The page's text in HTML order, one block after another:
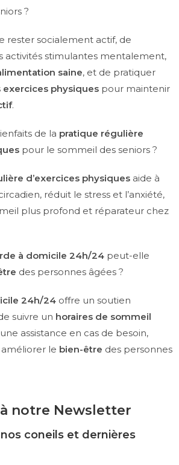
?
rester socialement actif, de
activités stimulantes mentalement,
saine, et de pratiquer
exercices physiques pour maintenir
.
de la pratique régulière
pour le sommeil des seniors ?
d’exercices physiques aide à
réduit le stress et l’anxiété,
plus profond et réparateur chez
à domicile 24h/24 peut-elle
des personnes âgées ?
24h/24 offre un soutien
suivre un horaires de sommeil
assistance en cas de besoin,
le bien-être des personnes
notre Newsletter
coneils et dernières